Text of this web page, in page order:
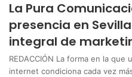
La Pura
presencia en
integral de
REDACCIÓN La forma en la
internet condiciona cada vez